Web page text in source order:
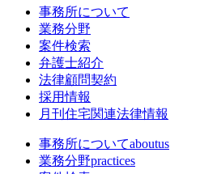
事務所について
業務分野
案件検索
弁護士紹介
法律顧問契約
採用情報
月刊住宅関連法律情報
事務所についてaboutus
業務分野practices